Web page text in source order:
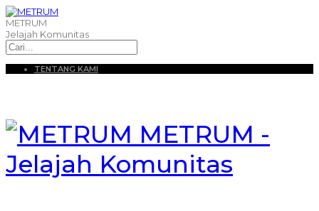
METRUM
Jelajah Komunitas
TENTANG KAMI
METRUM -
Jelajah Komunitas